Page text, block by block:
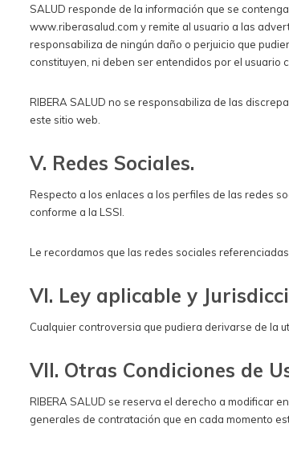
SALUD responde de la información que se
www.riberasalud.com y remite al usuario a las
responsabiliza de ningún daño o perjuicio que
constituyen, ni deben ser entendidos por el usuario
RIBERA SALUD no se responsabiliza de las
este sitio web.
V. Redes Sociales.
Respecto a los enlaces a los perfiles de las redes
conforme a la LSSI.
Le recordamos que las redes sociales
VI. Ley aplicable y
Cualquier controversia que pudiera derivarse de la
VII. Otras Condiciones de
RIBERA SALUD se reserva el derecho a modificar
generales de contratación que en cada momento